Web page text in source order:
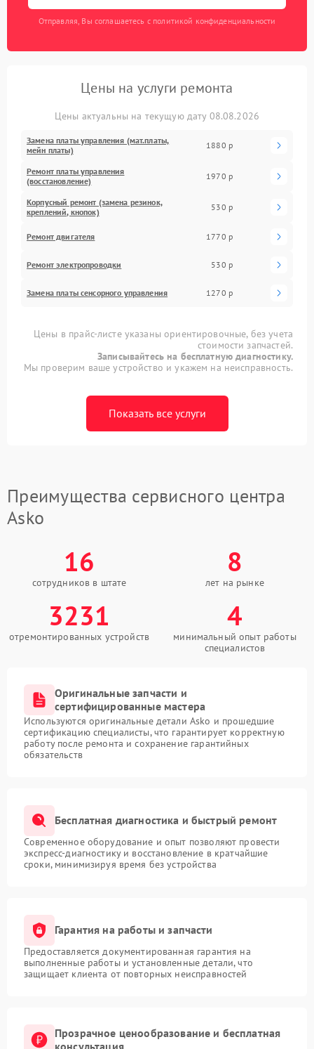
Отправляя, Вы соглашаетесь с политикой конфиденциальности
Цены на услуги ремонта
Цены актуальны на текущую дату 08.08.2026
Замена платы управления (мат.платы,
мейн платы)
1880 р
Ремонт платы управления
(восстановление)
1970 р
Корпусный ремонт (замена резинок,
креплений, кнопок)
530 р
Ремонт двигателя 1770 р
Ремонт электропроводки 530 р
Замена платы сенсорного управления 1270 р
Цены в прайс-листе указаны ориентировочные, без учета
стоимости запчастей.
Записывайтесь на бесплатную диагностику.
Мы проверим ваше устройство и укажем на неисправность.
Показать все услуги
Преимущества сервисного центра
Asko
16
сотрудников в штате
8
лет на рынке
3231
отремонтированных устройств
4
минимальный опыт работы
специалистов
Оригинальные запчасти и
сертифицированные мастера
Используются оригинальные детали Asko и прошедшие
сертификацию специалисты, что гарантирует корректную
работу после ремонта и сохранение гарантийных
обязательств
Бесплатная диагностика и быстрый ремонт
Современное оборудование и опыт позволяют провести
экспресс-диагностику и восстановление в кратчайшие
сроки, минимизируя время без устройства
Гарантия на работы и запчасти
Предоставляется документированная гарантия на
выполненные работы и установленные детали, что
защищает клиента от повторных неисправностей
Прозрачное ценообразование и бесплатная
консультация